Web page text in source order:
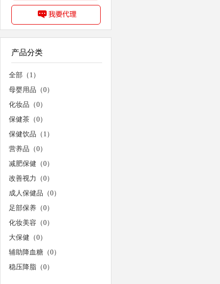
产品分类
全部（1）
母婴用品（0）
化妆品（0）
保健茶（0）
保健饮品（1）
营养品（0）
减肥保健（0）
改善视力（0）
成人保健品（0）
足部保养（0）
化妆美容（0）
大保健（0）
辅助降血糖（0）
稳压降脂（0）